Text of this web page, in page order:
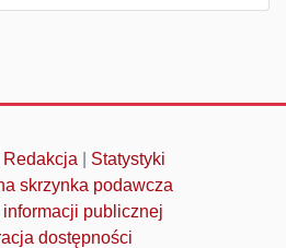
Redakcja
Statystyki
skrzynka podawcza
informacji publicznej
dostępności